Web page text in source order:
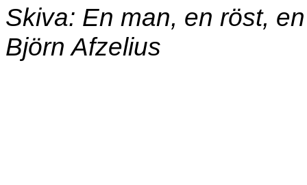
Skiva: En man, en röst,
Björn Afzelius